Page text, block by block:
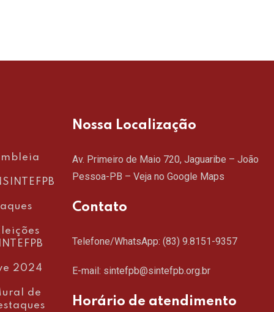
2024
de
Nossa Localização
Av. Primeiro de Maio 720, Jaguaribe – João
Pessoa-PB – Veja no Google Maps
Contato
Telefone/WhatsApp: (83) 9.8151-9357
E-mail: sintefpb@sintefpb.org.br
Horário de atendimento